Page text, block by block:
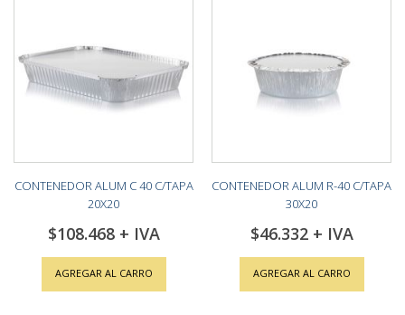
CONTENEDOR ALUM C 40 C/TAPA
20X20
$108.468
AGREGAR AL CARRO
CONTENEDOR ALUM R-40 C/TAPA
30X20
$46.332
AGREGAR AL CARRO